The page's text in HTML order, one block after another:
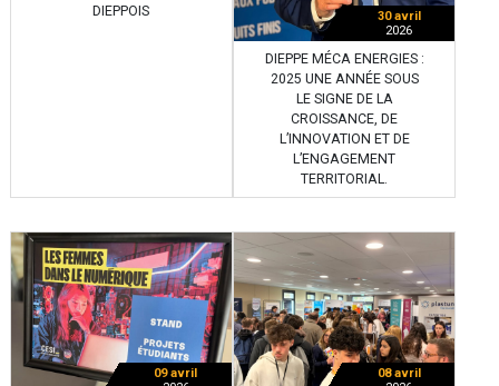
DIEPPOIS
30 avril
2026
DIEPPE MÉCA ENERGIES :
2025 UNE ANNÉE SOUS
LE SIGNE DE LA
CROISSANCE, DE
L’INNOVATION ET DE
L’ENGAGEMENT
TERRITORIAL.
09 avril
08 avril